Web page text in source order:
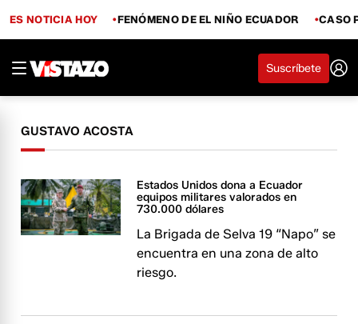
ES NOTICIA HOY FENÓMENO DE EL NIÑO ECUADOR CASO
Suscríbete
GUSTAVO ACOSTA
Estados Unidos dona a Ecuador
equipos militares valorados en
730.000 dólares
La Brigada de Selva 19 “Napo” se
encuentra en una zona de alto
riesgo.